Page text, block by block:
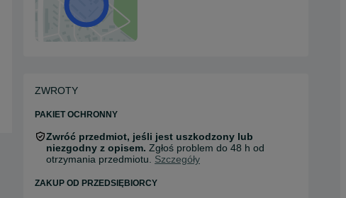
ZWROTY
PAKIET OCHRONNY
Zwróć przedmiot, jeśli jest uszkodzony lub
niezgodny z opisem. Zgłoś problem do 48 h od
otrzymania przedmiotu. Szczegóły
ZAKUP OD PRZEDSIĘBIORCY